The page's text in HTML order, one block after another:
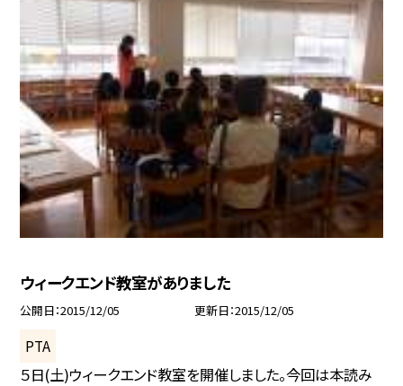
ウィークエンド教室がありました
公開日 2015/12/05 更新日 2015/12/05
PTA
５日(土)ウィークエンド教室を開催しました。今回は本読み